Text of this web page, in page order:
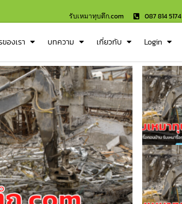
รับเหมาทุบตึก.com 087 814 5174
องเรา บทความ เกี่ยวกับ Login